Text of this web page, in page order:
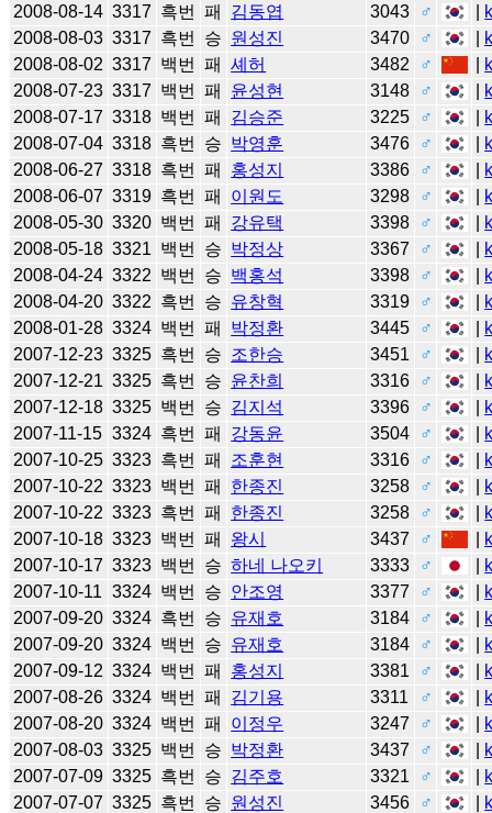
2008-08-14 3317 흑번 패 김동엽 3043 ♂
2008-08-03 3317 흑번 승 원성진 3470 ♂
2008-08-02 3317 백번 패 셰허 3482 ♂
2008-07-23 3317 백번 패 윤성현 3148 ♂
2008-07-17 3318 백번 패 김승준 3225 ♂
2008-07-04 3318 흑번 승 박영훈 3476 ♂
2008-06-27 3318 흑번 패 홍성지 3386 ♂
2008-06-07 3319 흑번 패 이원도 3298 ♂
2008-05-30 3320 백번 패 강유택 3398 ♂
2008-05-18 3321 백번 승 박정상 3367 ♂
2008-04-24 3322 백번 승 백홍석 3398 ♂
2008-04-20 3322 흑번 승 유창혁 3319 ♂
2008-01-28 3324 백번 패 박정환 3445 ♂
2007-12-23 3325 흑번 승 조한승 3451 ♂
2007-12-21 3325 흑번 승 윤찬희 3316 ♂
2007-12-18 3325 백번 승 김지석 3396 ♂
2007-11-15 3324 흑번 패 강동윤 3504 ♂
2007-10-25 3323 흑번 패 조훈현 3316 ♂
2007-10-22 3323 백번 패 한종진 3258 ♂
2007-10-22 3323 흑번 패 한종진 3258 ♂
2007-10-18 3323 백번 패 왕시 3437 ♂
2007-10-17 3323 백번 승 하네 나오키 3333 ♂
2007-10-11 3324 백번 승 안조영 3377 ♂
2007-09-20 3324 흑번 승 유재호 3184 ♂
2007-09-20 3324 백번 승 유재호 3184 ♂
2007-09-12 3324 백번 패 홍성지 3381 ♂
2007-08-26 3324 백번 패 김기용 3311 ♂
2007-08-20 3324 백번 패 이정우 3247 ♂
2007-08-03 3325 백번 승 박정환 3437 ♂
2007-07-09 3325 흑번 승 김주호 3321 ♂
2007-07-07 3325 흑번 승 원성진 3456 ♂